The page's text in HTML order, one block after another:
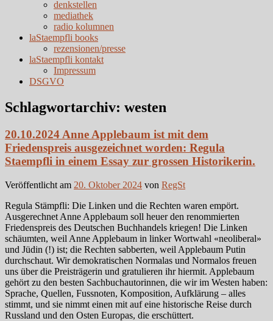
denkstellen
mediathek
radio kolumnen
laStaempfli books
rezensionen/presse
laStaempfli kontakt
Impressum
DSGVO
Schlagwortarchiv: westen
20.10.2024 Anne Applebaum ist mit dem
Friedenspreis ausgezeichnet worden: Regula
Staempfli in einem Essay zur grossen Historikerin.
Veröffentlicht am 20. Oktober 2024 von RegSt
Regula Stämpfli: Die Linken und die Rechten waren empört.
Ausgerechnet Anne Applebaum soll heuer den renommierten
Friedenspreis des Deutschen Buchhandels kriegen! Die Linken
schäumten, weil Anne Applebaum in linker Wortwahl «neoliberal»
und Jüdin (!) ist; die Rechten sabberten, weil Applebaum Putin
durchschaut. Wir demokratischen Normalas und Normalos freuen
uns über die Preisträgerin und gratulieren ihr hiermit. Applebaum
gehört zu den besten Sachbuchautorinnen, die wir im Westen haben:
Sprache, Quellen, Fussnoten, Komposition, Aufklärung – alles
stimmt, und sie nimmt einen mit auf eine historische Reise durch
Russland und den Osten Europas, die erschüttert.